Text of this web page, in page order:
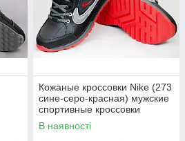
Кожаные кроссовки Nike (273
сине-серо-красная) мужские
спортивные кроссовки
шкіряні чоловічі
В наявності